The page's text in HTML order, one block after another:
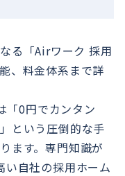
る「Airワーク 採用
、料金体系まで詳
「0円でカンタン
という圧倒的な手
ます。専門知識が
い自社の採用ホーム